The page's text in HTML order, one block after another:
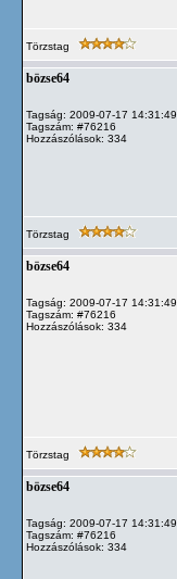
Törzstag
bözse64
Tagság: 2009-07-17 14:31:49
Tagszám: #76216
Hozzászólások: 334
Törzstag
bözse64
Tagság: 2009-07-17 14:31:49
Tagszám: #76216
Hozzászólások: 334
Törzstag
bözse64
Tagság: 2009-07-17 14:31:49
Tagszám: #76216
Hozzászólások: 334